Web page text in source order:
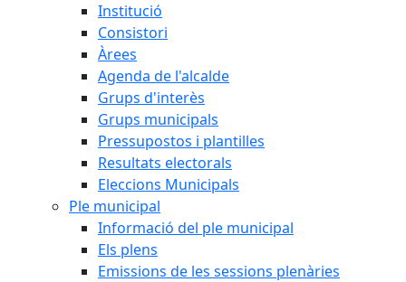
Institució
Consistori
Àrees
Agenda de l'alcalde
Grups d'interès
Grups municipals
Pressupostos i plantilles
Resultats electorals
Eleccions Municipals
Ple municipal
Informació del ple municipal
Els plens
Emissions de les sessions plenàries